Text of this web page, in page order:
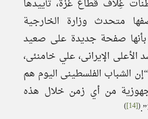
غِلاف قطاع غزة، تأييدها
متحدث وزارة الخارجية
بأنها صفحة جديدة على صعيد
الأعلى الإيرانى، علي خامنئى،
الشباب الفلسطينى اليوم هم
من أي زمن خلال هذه
(
[14]
)